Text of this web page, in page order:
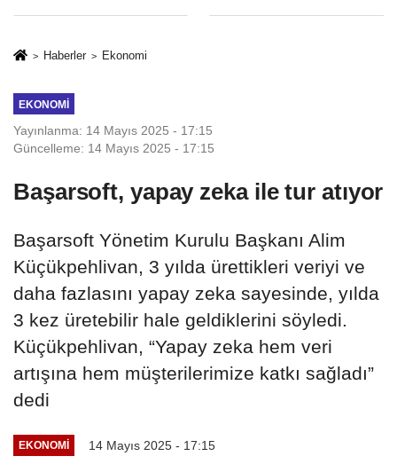
Protokolü
Haberler Ekonomi
EKONOMI
Yayınlanma: 14 Mayıs 2025 - 17:15
Güncelleme: 14 Mayıs 2025 - 17:15
Başarsoft, yapay zeka ile tur atıyor
Başarsoft Yönetim Kurulu Başkanı Alim
Küçükpehlivan, 3 yılda ürettikleri veriyi ve
daha fazlasını yapay zeka sayesinde, yılda
3 kez üretebilir hale geldiklerini söyledi.
Küçükpehlivan, “Yapay zeka hem veri
artışına hem müşterilerimize katkı sağladı”
dedi
EKONOMI 14 Mayıs 2025 - 17:15